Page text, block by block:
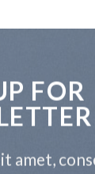
FOR
amet,